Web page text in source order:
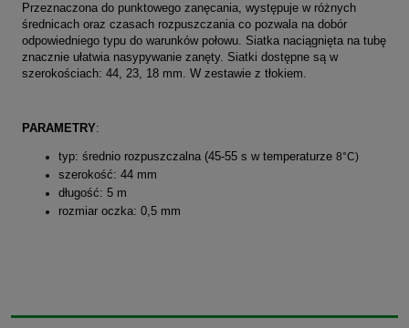
Przeznaczona do punktowego zanęcania, występuje w różnych
średnicach oraz czasach rozpuszczania co pozwala na dobór
odpowiedniego typu do warunków połowu. Siatka naciągnięta na tubę
znacznie ułatwia nasypywanie zanęty. Siatki dostępne są w
szerokościach: 44, 23, 18 mm. W zestawie z tłokiem.
PARAMETRY:
typ: średnio rozpuszczalna (45-55 s w temperaturze 8°C)
szerokość: 44 mm
długość: 5 m
rozmiar oczka: 0,5 mm